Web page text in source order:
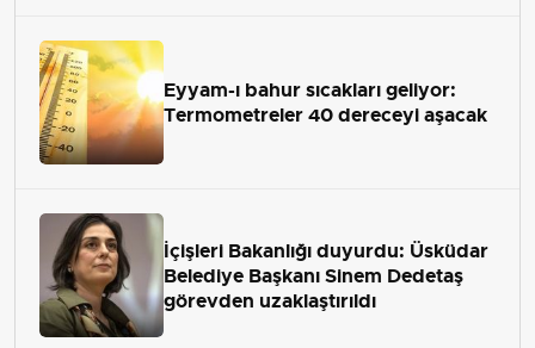
Eyyam-ı bahur sıcakları geliyor:
Termometreler 40 dereceyi aşacak
İçişleri Bakanlığı duyurdu: Üsküdar
Belediye Başkanı Sinem Dedetaş
görevden uzaklaştırıldı